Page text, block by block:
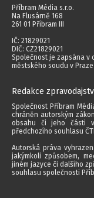
Příbram Média s.r.o.
Na Flusárně 168
261 01 Příbram III
IČ: 21829021
DIČ: CZ21829021
Společnost je zapsána v
městského soudu v
Redakce
Společnost Příbram
chráněn autorským
obsahu či jeho části
předchozího souhlasu
Autorská práva
jakýmkoli způsobem,
jiném jazyce či dalšího
souhlasu společnosti